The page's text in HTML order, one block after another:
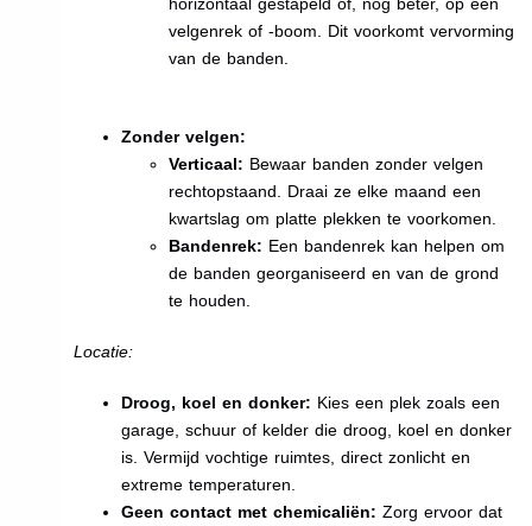
velgenrek of -boom. Dit voorkomt vervorming
van de banden.
Zonder velgen:
Verticaal: Bewaar banden zonder velgen
rechtopstaand. Draai ze elke maand een
kwartslag om platte plekken te voorkomen.
Bandenrek: Een bandenrek kan helpen om
de banden georganiseerd en van de grond
te houden.
Locatie:
Droog, koel en donker: Kies een plek zoals een
garage, schuur of kelder die droog, koel en donker
is. Vermijd vochtige ruimtes, direct zonlicht en
extreme temperaturen.
Geen contact met chemicaliën: Zorg ervoor dat